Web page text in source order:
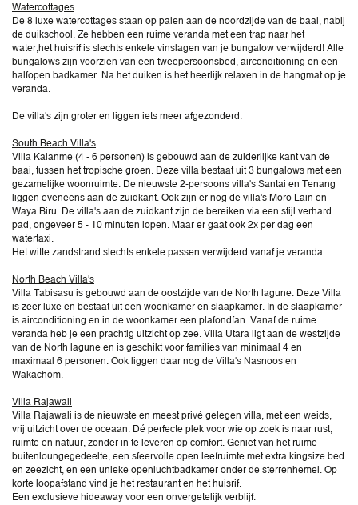
Watercottages
De 8 luxe watercottages staan op palen aan de noordzijde van de baai, nabij
de duikschool. Ze hebben een ruime veranda met een trap naar het
water,het huisrif is slechts enkele vinslagen van je bungalow verwijderd! Alle
bungalows zijn voorzien van een tweepersoonsbed, airconditioning en een
halfopen badkamer. Na het duiken is het heerlijk relaxen in de hangmat op je
veranda.
De villa's zijn groter en liggen iets meer afgezonderd.
South Beach Villa's
Villa Kalanme (4 - 6 personen) is gebouwd aan de zuiderlijke kant van de
baai, tussen het tropische groen. Deze villa bestaat uit 3 bungalows met een
gezamelijke woonruimte. De nieuwste 2-persoons villa's Santai en Tenang
liggen eveneens aan de zuidkant. Ook zijn er nog de villa's Moro Lain en
Waya Biru. De villa's aan de zuidkant zijn de bereiken via een stijl verhard
pad, ongeveer 5 - 10 minuten lopen. Maar er gaat ook 2x per dag een
watertaxi.
Het witte zandstrand slechts enkele passen verwijderd vanaf je veranda.
North Beach Villa's
Villa Tabisasu is gebouwd aan de oostzijde van de North lagune. Deze Villa
is zeer luxe en bestaat uit een woonkamer en slaapkamer. In de slaapkamer
is airconditioning en in de woonkamer een plafondfan. Vanaf de ruime
veranda heb je een prachtig uitzicht op zee. Villa Utara ligt aan de westzijde
van de North lagune en is geschikt voor families van minimaal 4 en
maximaal 6 personen. Ook liggen daar nog de Villa's Nasnoos en
Wakachom.
Villa Rajawali
Villa Rajawali is de nieuwste en meest privé gelegen villa, met een weids,
vrij uitzicht over de oceaan. Dé perfecte plek voor wie op zoek is naar rust,
ruimte en natuur, zonder in te leveren op comfort. Geniet van het ruime
buitenloungegedeelte, een sfeervolle open leefruimte met extra kingsize bed
en zeezicht, en een unieke openluchtbadkamer onder de sterrenhemel. Op
korte loopafstand vind je het restaurant en het huisrif.
Een exclusieve hideaway voor een onvergetelijk verblijf.